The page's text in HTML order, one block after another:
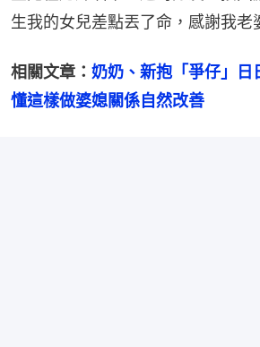
生我的女兒差點丟了命，感謝我老
相關文章： 奶奶、新抱「爭仔」日
懂這樣做婆媳關係自然改善